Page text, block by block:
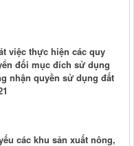
việc thực hiện các quy
đối mục đích sử dụng
nhận quyền sử dụng đất
các khu sản xuất nông,